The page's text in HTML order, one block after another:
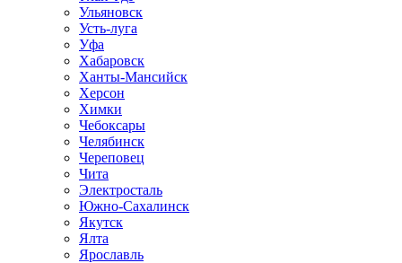
Ульяновск
Усть-луга
Уфа
Хабаровск
Ханты-Мансийск
Херсон
Химки
Чебоксары
Челябинск
Череповец
Чита
Электросталь
Южно-Сахалинск
Якутск
Ялта
Ярославль